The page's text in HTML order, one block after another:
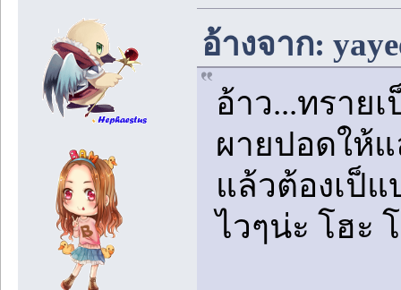
อ้างจาก:
อ้าว...ทราย
ผายปอดให้
แล้วต้องเป็
ไวๆน่ะ โฮะ